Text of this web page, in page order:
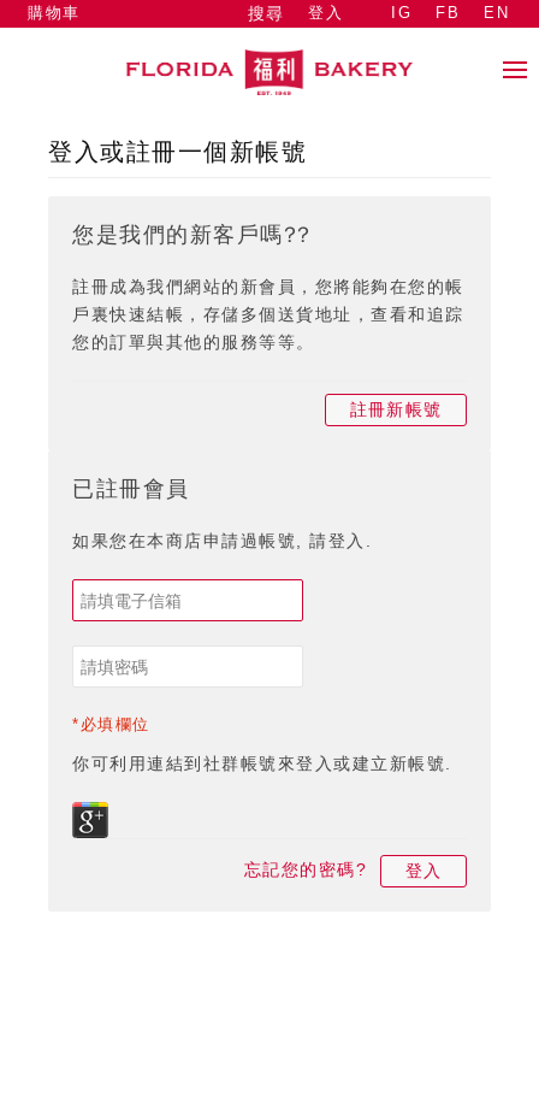
搜尋 登入
購物車 IG FB EN
登入或註冊一個新帳號
您是我們的新客戶嗎??
註冊成為我們網站的新會員，您將能夠在您的帳
戶裏快速結帳，存儲多個送貨地址，查看和追踪
您的訂單與其他的服務等等。
註冊新帳號
已註冊會員
如果您在本商店申請過帳號, 請登入.
*必填欄位
你可利用連結到社群帳號來登入或建立新帳號.
忘記您的密碼? 登入